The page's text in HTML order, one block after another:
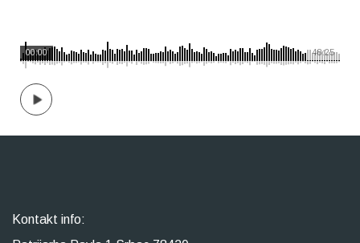
48:25
00:00
Kontakt info: